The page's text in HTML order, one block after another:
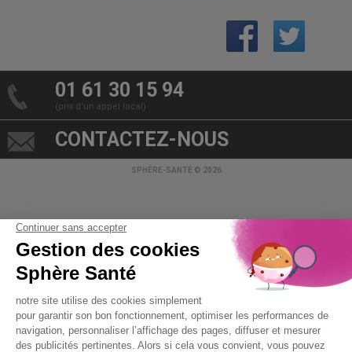
01 61 30 15 94
(prix d’un appel local)
CONTACTEZ-NOUS
SPHÈRE-SANTÉ © 2026